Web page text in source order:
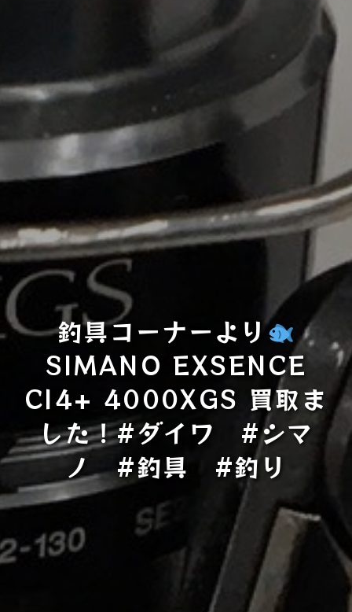
釣具コーナーより
SIMANO EXSENCE
CI4+ 4000XGS 買取ま
した！#ダイワ #シマ
ノ #釣具 #釣り